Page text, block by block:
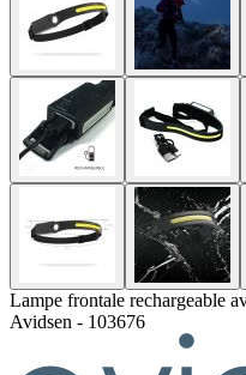
Lampe frontale rechargeable
Avidsen - 103676